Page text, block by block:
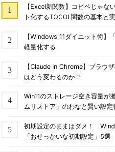
【Excel新関数】コピペじゃ
ト化するTOCOL関数の基本と
【Windows 11ダイエット術】
軽量化する
【Claude in Chrome】ブラウ
はどう変わるのか？
Win11のストレージ空き容量
ムリストア」のわなと賢い設定
初期設定のままはダメ！
「おせっかいな初期設定」5選